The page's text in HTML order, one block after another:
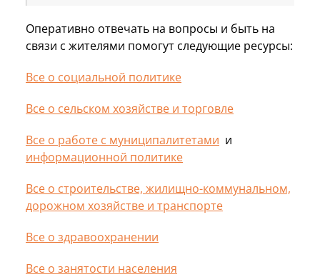
Оперативно отвечать на вопросы и быть на
связи с жителями помогут следующие ресурсы:
Все о социальной политике
Все о сельском хозяйстве и торговле
Все о работе с муниципалитетами и
информационной политике
Все о строительстве, жилищно-коммунальном,
дорожном хозяйстве и транспорте
Все о здравоохранении
Все о занятости населения